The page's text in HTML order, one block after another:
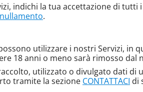
indichi la tua accettazione di
.
utilizzare i nostri Servizi, in
18 anni o meno sarà rimosso dal
utilizzato o divulgato dati di
tramite la sezione CONTATTACI di